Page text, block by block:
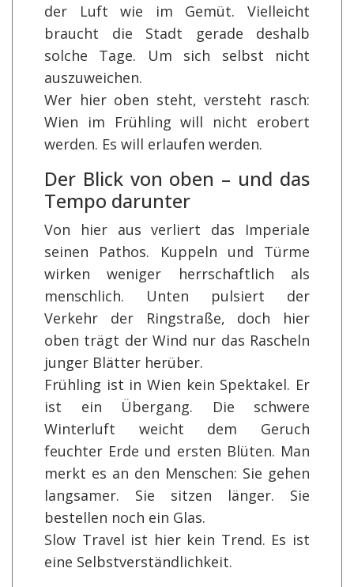
der Luft wie im Gemüt. Vielleicht
braucht die Stadt gerade deshalb
solche Tage. Um sich selbst nicht
auszuweichen.
Wer hier oben steht, versteht rasch:
Wien im Frühling will nicht erobert
werden. Es will erlaufen werden.
Der Blick von oben – und das
Tempo darunter
Von hier aus verliert das Imperiale
seinen Pathos. Kuppeln und Türme
wirken weniger herrschaftlich als
menschlich. Unten pulsiert der
Verkehr der Ringstraße, doch hier
oben trägt der Wind nur das Rascheln
junger Blätter herüber.
Frühling ist in Wien kein Spektakel. Er
ist ein Übergang. Die schwere
Winterluft weicht dem Geruch
feuchter Erde und ersten Blüten. Man
merkt es an den Menschen: Sie gehen
langsamer. Sie sitzen länger. Sie
bestellen noch ein Glas.
Slow Travel ist hier kein Trend. Es ist
eine Selbstverständlichkeit.